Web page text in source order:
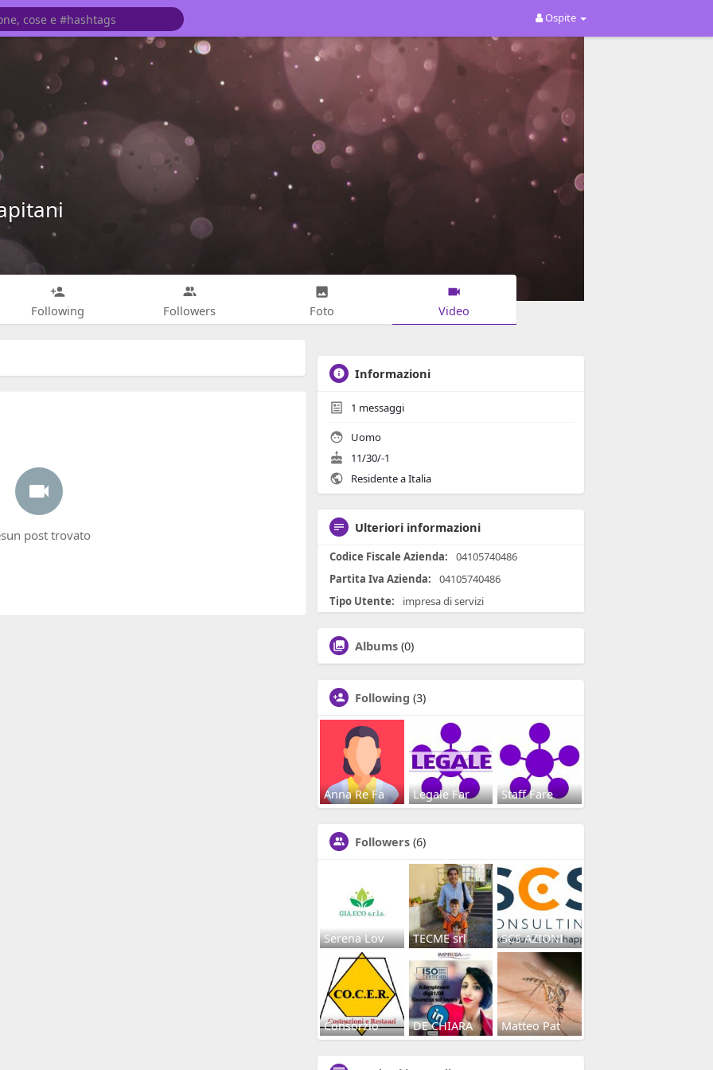
Ospite
Following Followers Foto Video
post trovato
Informazioni
1 messaggi
Uomo
11/30/-1
Residente a Italia
Ulteriori informazioni
Codice Fiscale Azienda:
04105740486
Partita Iva Azienda:
04105740486
Tipo Utente:
impresa di servizi
Albums (0)
Following (3)
Anna Re Fa Legale Far Staff Fare
Followers (6)
Serena Lov TECME srl SCS AZIONI
Consorzio DE CHIARA Matteo Pat